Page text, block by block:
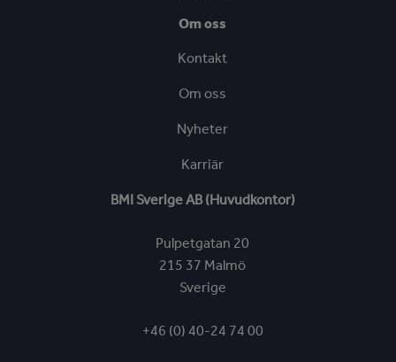
Om oss
Kontakt
Om oss
Nyheter
Karriär
BMI Sverige AB (Huvudkontor)
Pulpetgatan 20
215 37 Malmö
Sverige
+46 (0) 40-24 74 00